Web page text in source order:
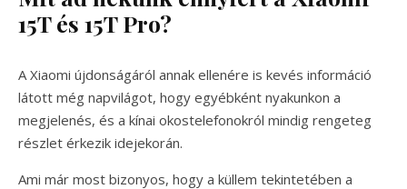
15T és 15T Pro?
A Xiaomi újdonságáról annak ellenére is kevés információ
látott még napvilágot, hogy egyébként nyakunkon a
megjelenés, és a kínai okostelefonokról mindig rengeteg
részlet érkezik idejekorán.
Ami már most bizonyos, hogy a küllem tekintetében a